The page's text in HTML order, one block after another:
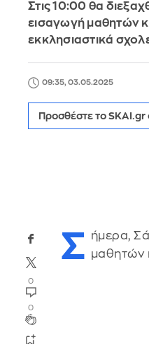
Στις 10:00 θα
εισαγωγή μαθητών
εκκλησιαστικά
09:35, 03.05.2025
Προσθέστε το SKAI.gr
0
0
Σ ήμερα,
μαθητών